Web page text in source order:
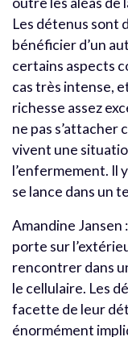
Les détenus sont
bénéficier d’un
certains aspects
cas très intense,
richesse assez
ne pas s’attacher
vivent une
l’enfermement. Il
se lance dans un
Amandine
porte sur
rencontrer dans
le cellulaire. Les
facette de leur
énormément